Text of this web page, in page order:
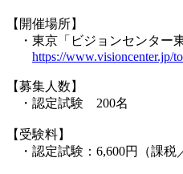
【開催場所】
・東京「ビジョンセンター
https://www.visioncenter.jp/
【募集人数】
・認定試験 200名
【受験料】
・認定試験：6,600円（課税